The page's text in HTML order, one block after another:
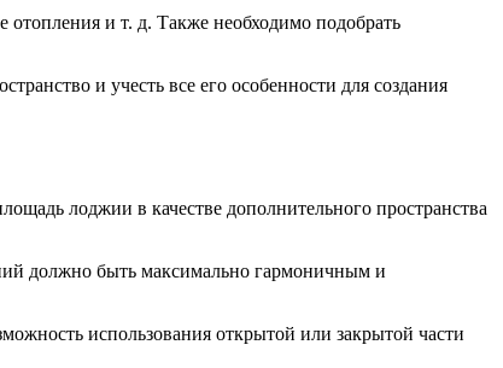
и т. д. Также необходимо подобрать
и учесть все его особенности для создания
лоджии в качестве дополнительного пространства
должно быть максимально гармоничным и
использования открытой или закрытой части